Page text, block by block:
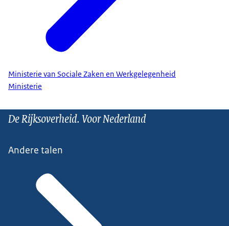
Ministerie van Sociale Zaken en Werkgelegenheid
Ministerie
De Rijksoverheid. Voor Nederland
Andere talen